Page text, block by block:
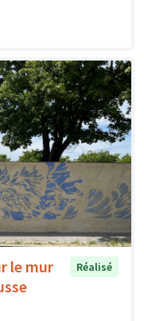
le mur
Réalisé